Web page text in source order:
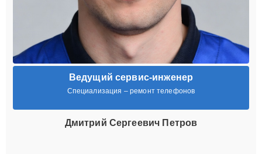
Ведущий сервис-инженер
Специализация – ремонт телефонов
Дмитрий Сергеевич Петров